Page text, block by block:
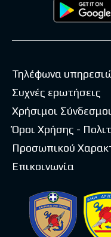
Τηλέφωνα
Συχνές ερωτήσεις
Χρήσιμοι Σύνδεσμοι
Όροι Χρήσης -
Προσωπικού
Επικοινωνία